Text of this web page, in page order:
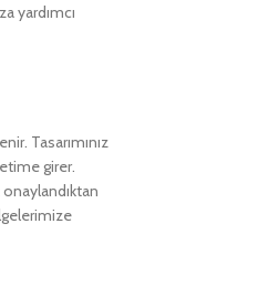
yardımcı
Tasarımınız
girer.